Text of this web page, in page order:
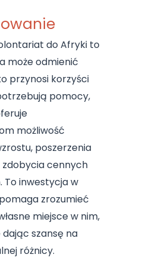
do Afryki to
może odmienić
przynosi korzyści
pomocy,
możliwość
poszerzenia
cennych
To inwestycja w
zrozumieć
miejsce w nim,
szansę na
różnicy.